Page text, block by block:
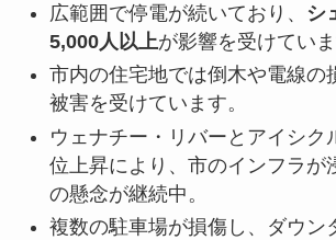
広範囲で停電が続いており、
シ
5,000人以上が影響を受けていま
市内の住宅地では倒木や電線の
被害を受けています。
ウェナチー・リバーとアイシク
位上昇により、市のインフラが
の懸念が継続中。
複数の駐車場が損傷し、ダウン